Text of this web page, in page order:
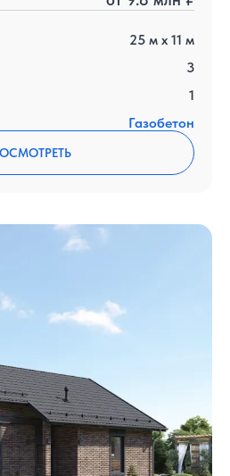
25 м x 11 м
3
1
Газобетон